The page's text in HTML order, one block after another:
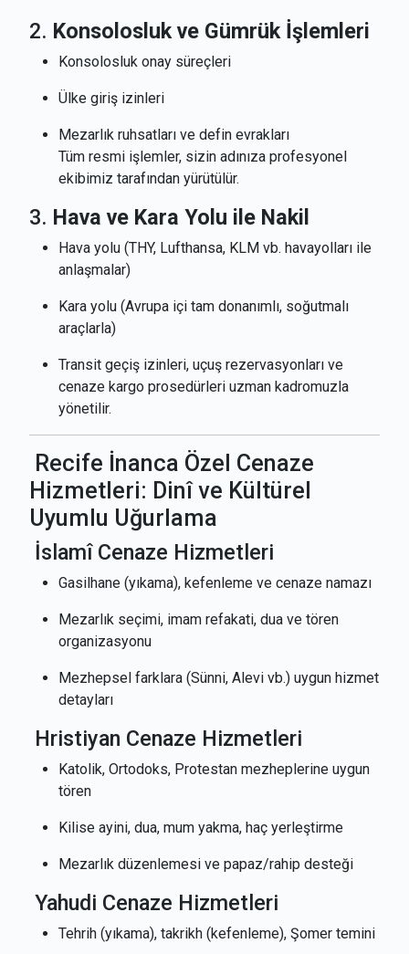
2. Konsolosluk ve Gümrük İşlemleri
Konsolosluk onay süreçleri
Ülke giriş izinleri
Mezarlık ruhsatları ve defin evrakları
Tüm resmi işlemler, sizin adınıza profesyonel
ekibimiz tarafından yürütülür.
3. Hava ve Kara Yolu ile Nakil
Hava yolu (THY, Lufthansa, KLM vb. havayolları ile
anlaşmalar)
Kara yolu (Avrupa içi tam donanımlı, soğutmalı
araçlarla)
Transit geçiş izinleri, uçuş rezervasyonları ve
cenaze kargo prosedürleri uzman kadromuzla
yönetilir.
Recife İnanca Özel Cenaze
Hizmetleri: Dinî ve Kültürel
Uyumlu Uğurlama
İslamî Cenaze Hizmetleri
Gasilhane (yıkama), kefenleme ve cenaze namazı
Mezarlık seçimi, imam refakati, dua ve tören
organizasyonu
Mezhepsel farklara (Sünni, Alevi vb.) uygun hizmet
detayları
Hristiyan Cenaze Hizmetleri
Katolik, Ortodoks, Protestan mezheplerine uygun
tören
Kilise ayini, dua, mum yakma, haç yerleştirme
Mezarlık düzenlemesi ve papaz/rahip desteği
Yahudi Cenaze Hizmetleri
Tehrih (yıkama), takrikh (kefenleme), Şomer temini